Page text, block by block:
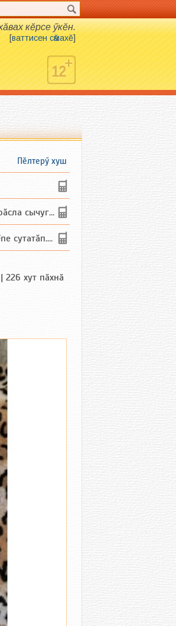
кӗрсе ӳкӗн.
[ваттисен сӑмахӗ]
Пӗлтерӳ хуш
сычуг) ...
Ха...
226 хут пӑхнӑ